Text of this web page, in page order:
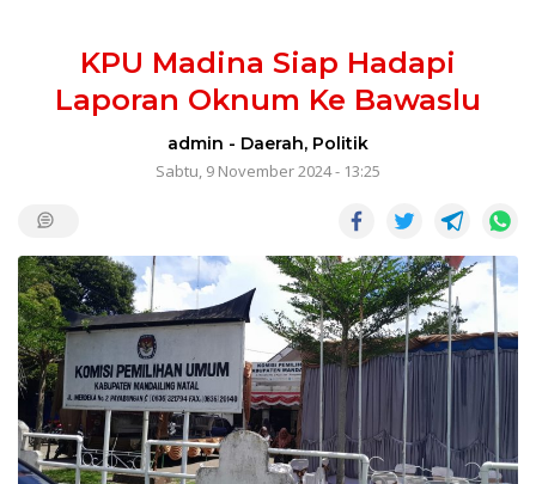
KPU Madina Siap Hadapi
Laporan Oknum Ke Bawaslu
admin - Daerah, Politik
Sabtu, 9 November 2024 - 13:25